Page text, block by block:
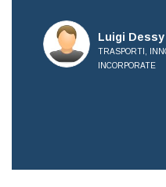
Luigi Dessy
TRASPORTI,
INCORPORATE